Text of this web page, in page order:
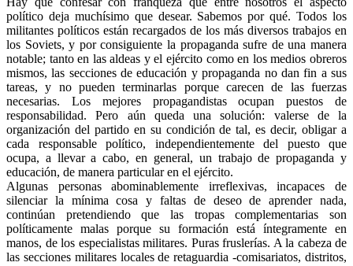
político deja muchísimo que desear. Sabemos por qué. Todos los
militantes políticos están recargados de los más diversos trabajos en
los Soviets, y por consiguiente la propaganda sufre de una manera
notable; tanto en las aldeas y el ejército como en los medios obreros
mismos, las secciones de educación y propaganda no dan fin a sus
tareas, y no pueden terminarlas porque carecen de las fuerzas
necesarias. Los mejores propagandistas ocupan puestos de
responsabilidad. Pero aún queda una solución: valerse de la
organización del partido en su condición de tal, es decir, obligar a
cada responsable político, independientemente del puesto que
ocupa, a llevar a cabo, en general, un trabajo de propaganda y
educación, de manera particular en el ejército.
Algunas personas abominablemente irreflexivas, incapaces de
silenciar la mínima cosa y faltas de deseo de aprender nada,
continúan pretendiendo que las tropas complementarias son
políticamente malas porque su formación está íntegramente en
manos, de los especialistas militares. Puras fruslerías. A la cabeza de
las secciones militares locales de retaguardia -comisariatos, distritos,